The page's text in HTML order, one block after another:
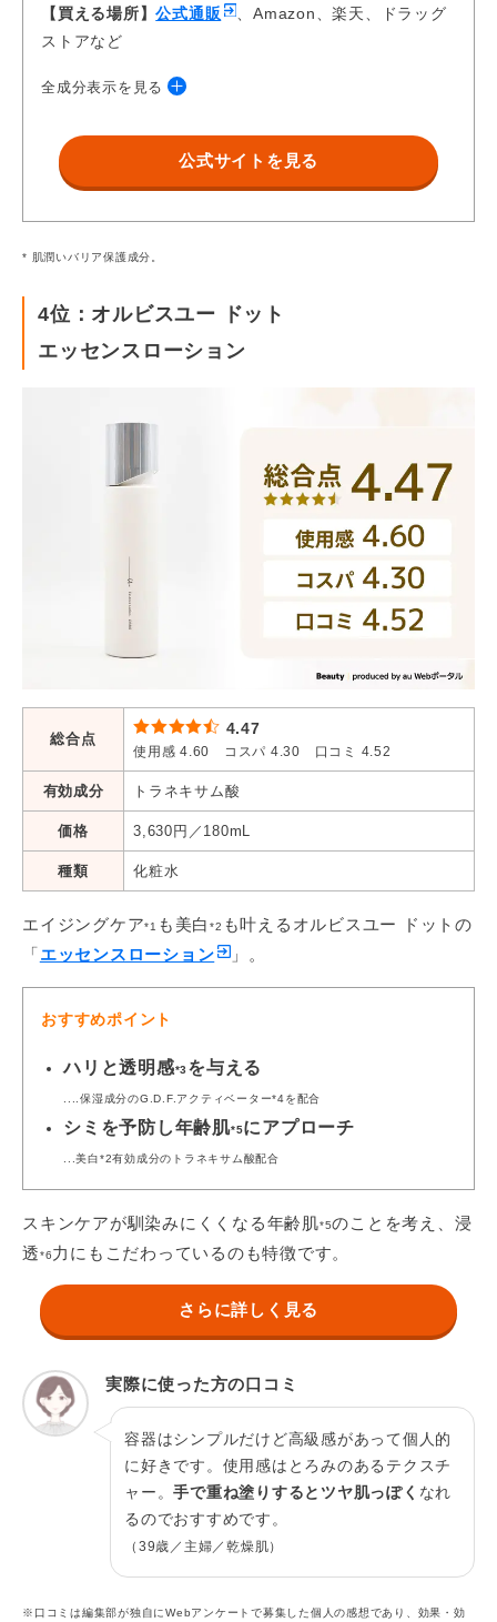
【買える場所】公式通販
、Amazon、楽天、ドラッグ
ストアなど
全成分表示を見る
【有効成分】トラネキサム酸、グリチルリチン酸ジカリ
ウム
【その他の成分】精製水,ジプロピレングリコール,１，
ル,イソステアリン酸,α－オレフィンオリゴマー,ポリオ
キシエチレンフィトステロール,クエン酸ナトリウム,エ
トリウム,アラントイン,ＤＬ－ピロリドンカルボン酸ナ
トリウム液,ワセリン,フェノキシエタノール
公式サイトを見る
* 肌潤いバリア保護成分。
4位：オルビスユー ドット
エッセンスローション
総合点
4.47
使用感 4.60 コスパ 4.30 口コミ 4.52
有効成分 トラネキサム酸
価格 3,630円／180mL
種類 化粧水
エイジングケア*1 も美白 *2 も叶えるオルビスユー ドットの
「エッセンスローション 」。
おすすめポイント
ハリと透明感*3 を与える
....保湿成分のG.D.F.アクティベーター*4を配合
シミを予防し年齢肌*5にアプローチ
...美白*2有効成分のトラネキサム酸配合
スキンケアが馴染みにくくなる年齢肌*5のことを考え、浸
透*6力にもこだわっているのも特徴です。
さらに詳しく見る
実際に使った方の口コミ
容器はシンプルだけど高級感があって個人的
に好きです。使用感はとろみのあるテクスチ
ャー。手で重ね塗りするとツヤ肌っぽく なれ
るのでおすすめです。
（39歳／主婦／乾燥肌）
※口コミは編集部が独自にWebアンケートで募集した個人の感想であり、効果・効